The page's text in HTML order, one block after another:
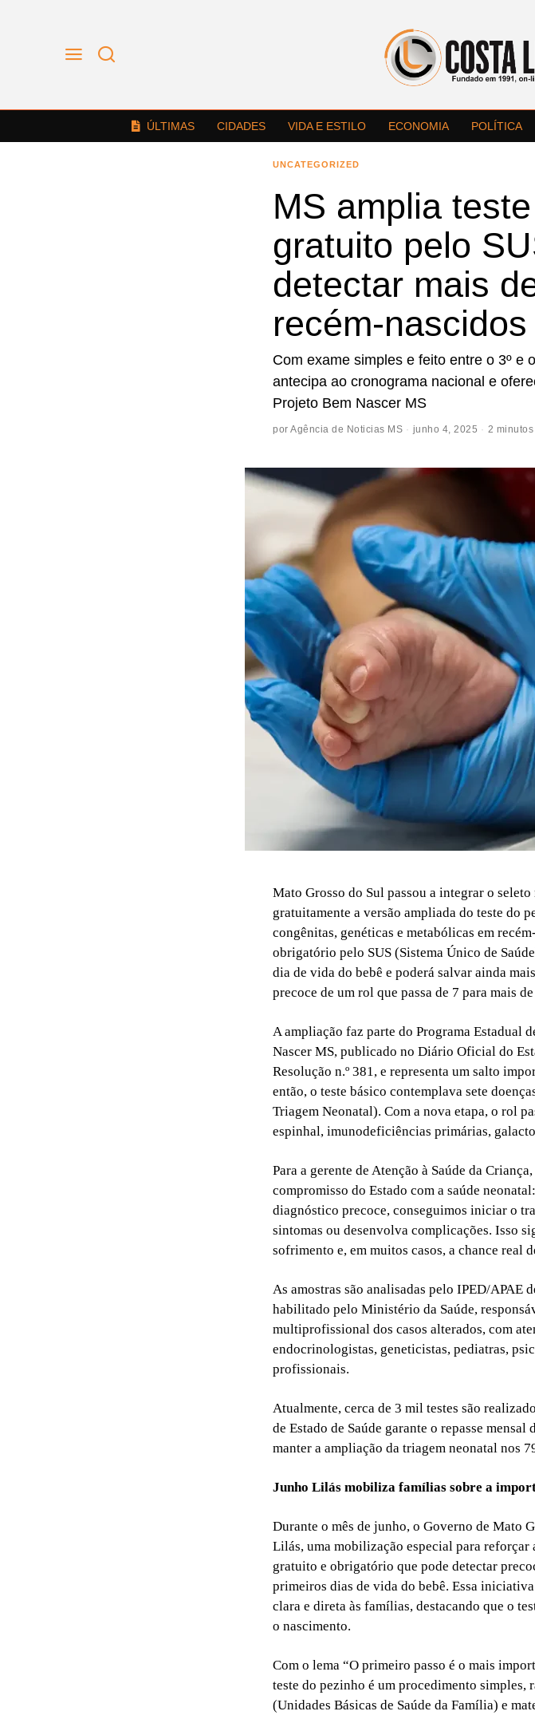
ÚLTIMAS CIDADES VIDA E ESTILO ECONOMIA POLÍTICA
UNCATEGORIZED
MS amplia
gratuito pelo
detectar mais
recém-nascidos
Com exame simples e feito entre o 3º e
antecipa ao cronograma nacional e
Projeto Bem Nascer MS
por Agência de Noticias MS junho 4, 2025 2
Mato Grosso do Sul passou a integrar o
gratuitamente a versão ampliada do teste do
congênitas, genéticas e metabólicas em
obrigatório pelo SUS (Sistema Único de
dia de vida do bebê e poderá salvar ainda
precoce de um rol que passa de 7 para mais
A ampliação faz parte do Programa Estadual
Nascer MS, publicado no Diário Oficial do
Resolução n.º 381, e representa um salto
então, o teste básico contemplava sete
Triagem Neonatal). Com a nova etapa, o rol
espinhal, imunodeficiências primárias,
Para a gerente de Atenção à Saúde da
compromisso do Estado com a saúde
diagnóstico precoce, conseguimos iniciar o
sintomas ou desenvolva complicações. Isso
sofrimento e, em muitos casos, a chance real
As amostras são analisadas pelo IPED/APAE
habilitado pelo Ministério da Saúde,
multiprofissional dos casos alterados, com
endocrinologistas, geneticistas, pediatras,
profissionais.
Atualmente, cerca de 3 mil testes são
de Estado de Saúde garante o repasse
manter a ampliação da triagem neonatal nos
Junho Lilás mobiliza famílias sobre a
Durante o mês de junho, o Governo de Mato
Lilás, uma mobilização especial para reforçar
gratuito e obrigatório que pode detectar
primeiros dias de vida do bebê. Essa
clara e direta às famílias, destacando que o
o nascimento.
Com o lema “O primeiro passo é o mais
teste do pezinho é um procedimento simples,
(Unidades Básicas de Saúde da Família) e